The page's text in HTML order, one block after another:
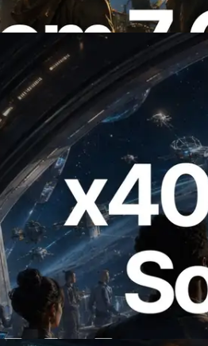
fähige Solana RPC —
in der KI-Agenten